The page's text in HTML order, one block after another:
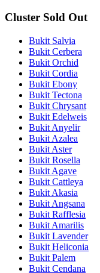
Cluster Sold Out
Bukit Salvia
Bukit Cerbera
Bukit Orchid
Bukit Cordia
Bukit Ebony
Bukit Tectona
Bukit Chrysant
Bukit Edelweis
Bukit Anyelir
Bukit Azalea
Bukit Aster
Bukit Rosella
Bukit Agave
Bukit Cattleya
Bukit Akasia
Bukit Angsana
Bukit Rafflesia
Bukit Amarilis
Bukit Lavender
Bukit Heliconia
Bukit Palem
Bukit Cendana